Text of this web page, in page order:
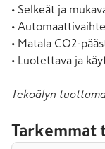
• Selkeät ja
•
• Matala CO2-
• Luotettava ja
Tekoälyn
Tarkemmat